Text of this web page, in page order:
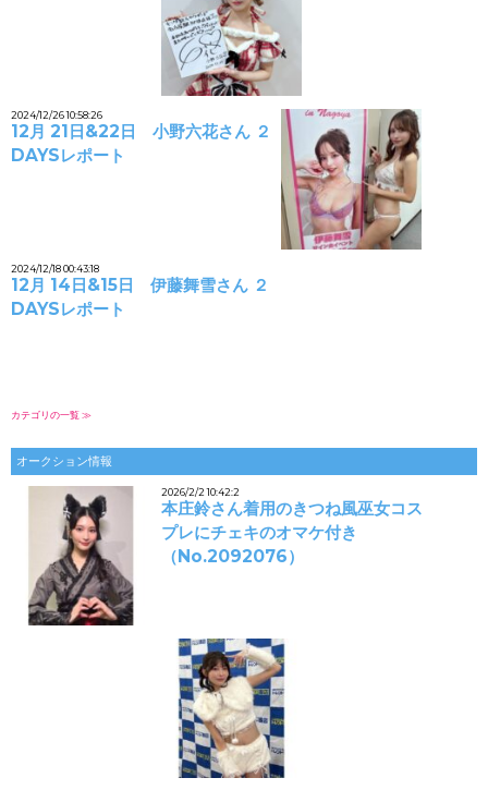
2024/12/26 10:58:26
12月 21日&22日 小野六花さん ２
DAYSレポート
2024/12/18 00:43:18
12月 14日&15日 伊藤舞雪さん ２
DAYSレポート
カテゴリの一覧 ≫
オークション情報
2026/2/2 10:42:2
本庄鈴さん着用のきつね風巫女コス
プレにチェキのオマケ付き
（No.2092076）